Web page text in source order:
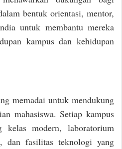
bentuk orientasi, mentor,
untuk membantu mereka
kampus dan kehidupan
memadai untuk mendukung
mahasiswa. Setiap kampus
kelas modern, laboratorium
dan fasilitas teknologi yang